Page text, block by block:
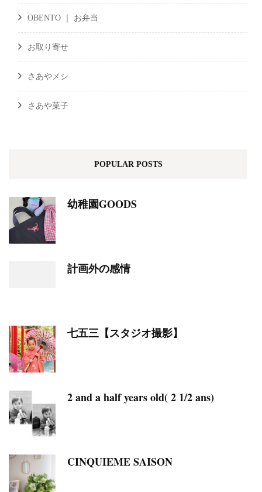
OBENTO ｜ お弁当
お取り寄せ
さあやメシ
さあや菓子
POPULAR POSTS
幼稚園GOODS
計画外の感情
七五三【スタジオ撮影】
2 and a half years old( 2 1/2 ans)
CINQUIEME SAISON